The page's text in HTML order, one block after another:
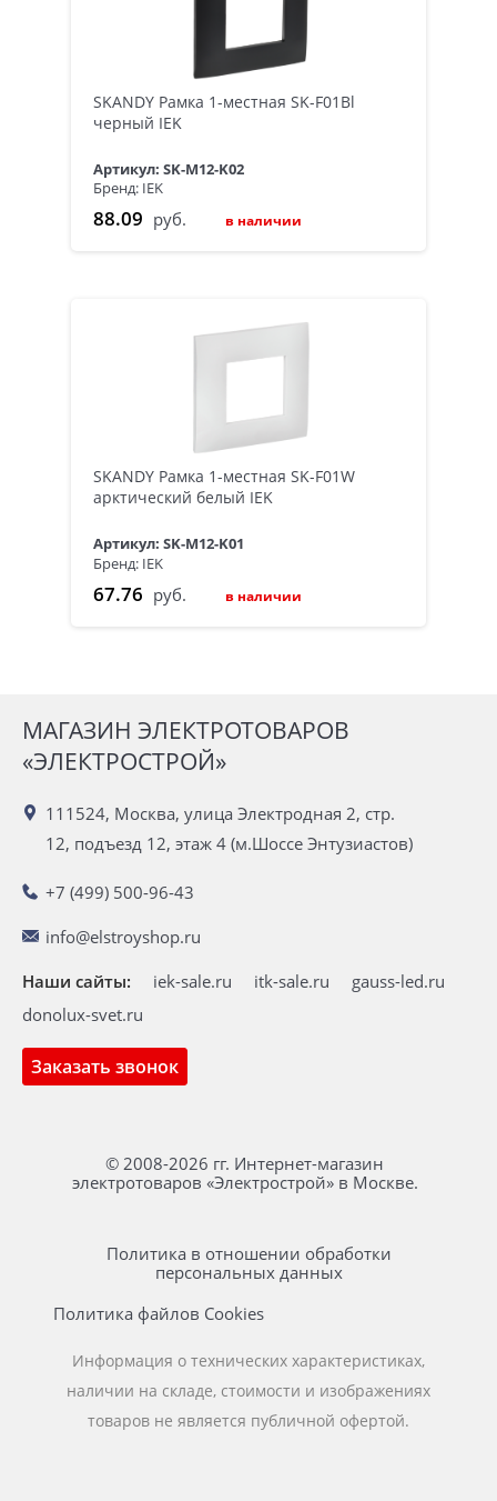
SKANDY Рамка 1-местная SK-F01Bl
черный IEK
Артикул: SK-M12-K02
Бренд: IEK
88.09 руб. в наличии
SKANDY Рамка 1-местная SK-F01W
арктический белый IEK
Артикул: SK-M12-K01
Бренд: IEK
67.76 руб. в наличии
МАГАЗИН ЭЛЕКТРОТОВАРОВ
«ЭЛЕКТРОСТРОЙ»
111524, Москва, улица Электродная 2, стр.
12, подъезд 12, этаж 4 (м.Шоссе Энтузиастов)
+7 (499) 500-96-43
info@elstroyshop.ru
Заказать звонок
Наши сайты: iek-sale.ru itk-sale.ru
gauss-led.ru
donolux-svet.ru
© 2008-2026 гг. Интернет-магазин
электротоваров «Электрострой» в Москве.
Политика в отношении обработки
персональных данных
Политика файлов Cookies
Информация о технических характеристиках,
наличии на складе, стоимости и изображениях
товаров не является публичной офертой.